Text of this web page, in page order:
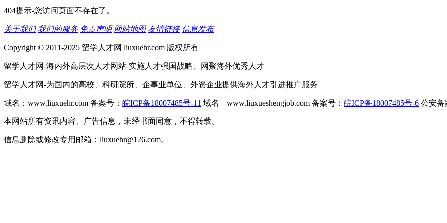
404提示-您访问页面不存在了。
关于我们 我们的服务 免责声明 网站地图 友情链接 信息发布
Copyright © 2011-2025 留学人才网 liuxuehr.com 版权所有
留学人才网-海内外高层次人才网站-实施人才强国战略、网聚海外优秀人才
留学人才网-为国内的高校、科研院所、企事业单位、外资企业提供海外人才引进推广服务
域名：www.liuxuehr.com 备案号： 皖ICP备18007485号-11 域名：www.liuxueshengjob.com 备案号： 皖ICP备18007485号-6 公安备
本网站所有资讯内容、广告信息，未经书面同意，不得转载。
信息删除或修改专用邮箱：liuxuehr@126.com。